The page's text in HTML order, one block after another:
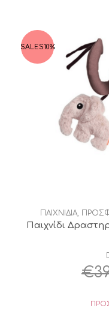
SALES10%
ΠΑΙΧΝΙΔΙΑ,
Παιχνίδι
€